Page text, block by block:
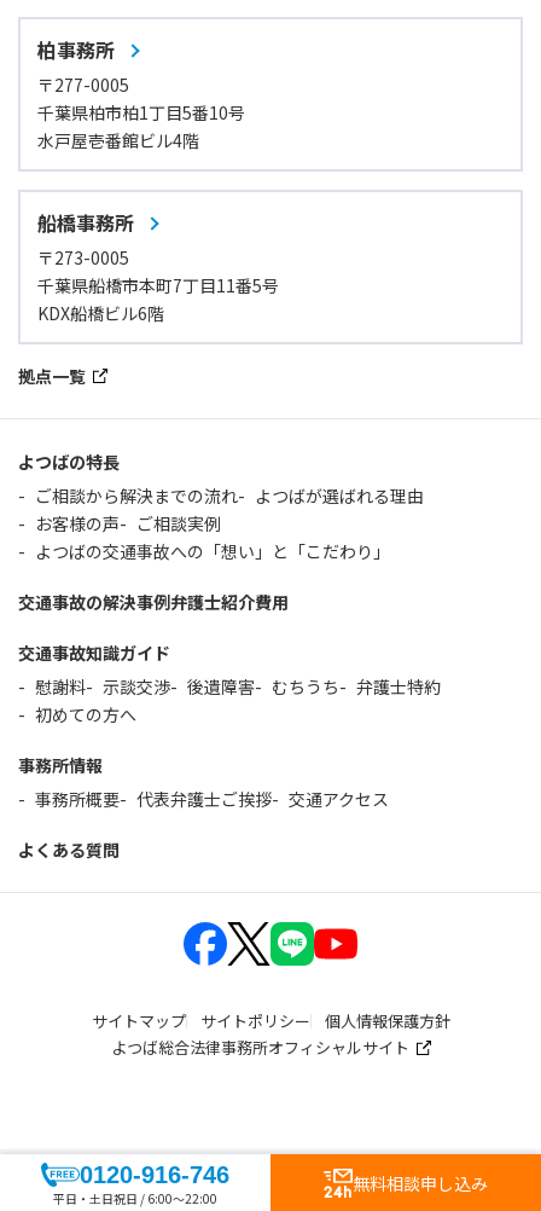
0120-916-746
平日・土日祝日 / 6:00～22:00
無料相談申し込み
柏事務所
〒277-0005
千葉県柏市柏1丁目5番10号
水戸屋壱番館ビル4階
船橋事務所
〒273-0005
千葉県船橋市本町7丁目11番5号
KDX船橋ビル6階
拠点一覧
よつばの特長
ご相談から解決までの流れ
よつばが選ばれる理由
お客様の声
ご相談実例
よつばの交通事故への「想い」と「こだわり」
交通事故の解決事例弁護士紹介費用
交通事故知識ガイド
慰謝料
示談交渉 後遺障害 むちうち
弁護士特約
初めての方へ
事務所情報
事務所概要
代表弁護士ご挨拶 交通アクセス
よくある質問
サイトマップ サイトポリシー
個人情報保護方針
よつば総合法律事務所オフィシャルサイト